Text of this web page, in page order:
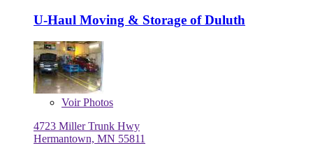
U-Haul Moving & Storage of Duluth
VoirPhotos
4723 Miller Trunk Hwy
Hermantown, MN 55811